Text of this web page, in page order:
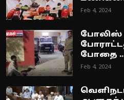
Feb 4, 2024
போலிஸ்
போதை
Feb 4, 2024